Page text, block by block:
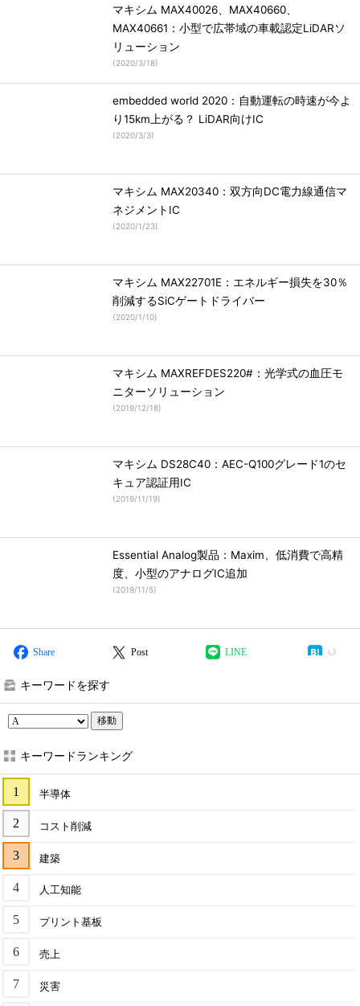
マキシム MAX40026、MAX40660、
MAX40661：小型で広帯域の車載認定LiDARソ
リューション
(2020/3/18)
embedded world 2020：自動運転の時速が今よ
り15km上がる？ LiDAR向けIC
(2020/3/3)
マキシム MAX20340：双方向DC電力線通信マ
ネジメントIC
(2020/1/23)
マキシム MAX22701E：エネルギー損失を30％
削減するSiCゲートドライバー
(2020/1/10)
マキシム MAXREFDES220#：光学式の血圧モ
ニターソリューション
(2019/12/18)
マキシム DS28C40：AEC-Q100グレード1のセ
キュア認証用IC
(2019/11/19)
Essential Analog製品：Maxim、低消費で高精
度、小型のアナログIC追加
(2019/11/5)
Share Post LINE
キーワードを探す
移動
キーワードランキング
半導体
コスト削減
建築
人工知能
プリント基板
売上
災害